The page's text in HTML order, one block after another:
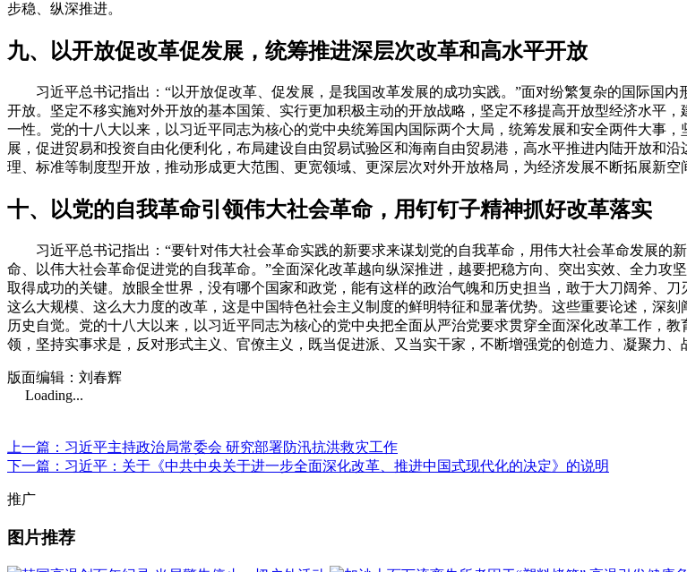
步稳、纵深推进。
九、以开放促改革促发展，统筹推进深层次改革和高水平开放
习近平总书记指出：“以开放促改革、促发展，是我国改革发展的成功实践。”面对纷繁复杂的国际国内
开放。坚定不移实施对外开放的基本国策、实行更加积极主动的开放战略，坚定不移提高开放型经济水平
一性。党的十八大以来，以习近平同志为核心的党中央统筹国内国际两个大局，统筹发展和安全两件大事
展，促进贸易和投资自由化便利化，布局建设自由贸易试验区和海南自由贸易港，高水平推进内陆开放和
理、标准等制度型开放，推动形成更大范围、更宽领域、更深层次对外开放格局，为经济发展不断拓展新空
十、以党的自我革命引领伟大社会革命，用钉钉子精神抓好改革落实
习近平总书记指出：“要针对伟大社会革命实践的新要求来谋划党的自我革命，用伟大社会革命发展的
命、以伟大社会革命促进党的自我革命。”全面深化改革越向纵深推进，越要把稳方向、突出实效、全力
取得成功的关键。放眼全世界，没有哪个国家和政党，能有这样的政治气魄和历史担当，敢于大刀阔斧、
这么大规模、这么大力度的改革，这是中国特色社会主义制度的鲜明特征和显著优势。这些重要论述，深
历史自觉。党的十八大以来，以习近平同志为核心的党中央把全面从严治党要求贯穿全面深化改革工作，
领，坚持实事求是，反对形式主义、官僚主义，既当促进派、又当实干家，不断增强党的创造力、凝聚力、
版面编辑：刘春辉
Loading...
上一篇：习近平主持政治局常委会 研究部署防汛抗洪救灾工作
下一篇：习近平：关于《中共中央关于进一步全面深化改革、推进中国式现代化的决定》的说明
推广
图片推荐